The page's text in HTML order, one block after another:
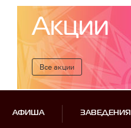
Акции
Все акции
АФИША ЗАВЕДЕНИЯ